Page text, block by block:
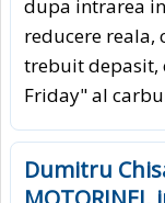
dupa intrarea
reducere reala,
trebuit depasit,
Friday" al
Dumitru